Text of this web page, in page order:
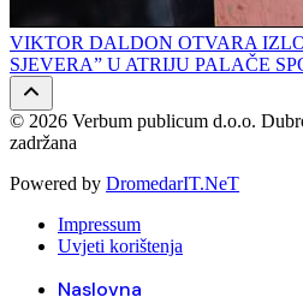
VIKTOR DALDON OTVARA
SJEVERA” U ATRIJU PALAČE
© 2026 Verbum publicum d.o.o.
zadržana
Powered by DromedarIT.NeT
Impressum
Uvjeti korištenja
Naslovna